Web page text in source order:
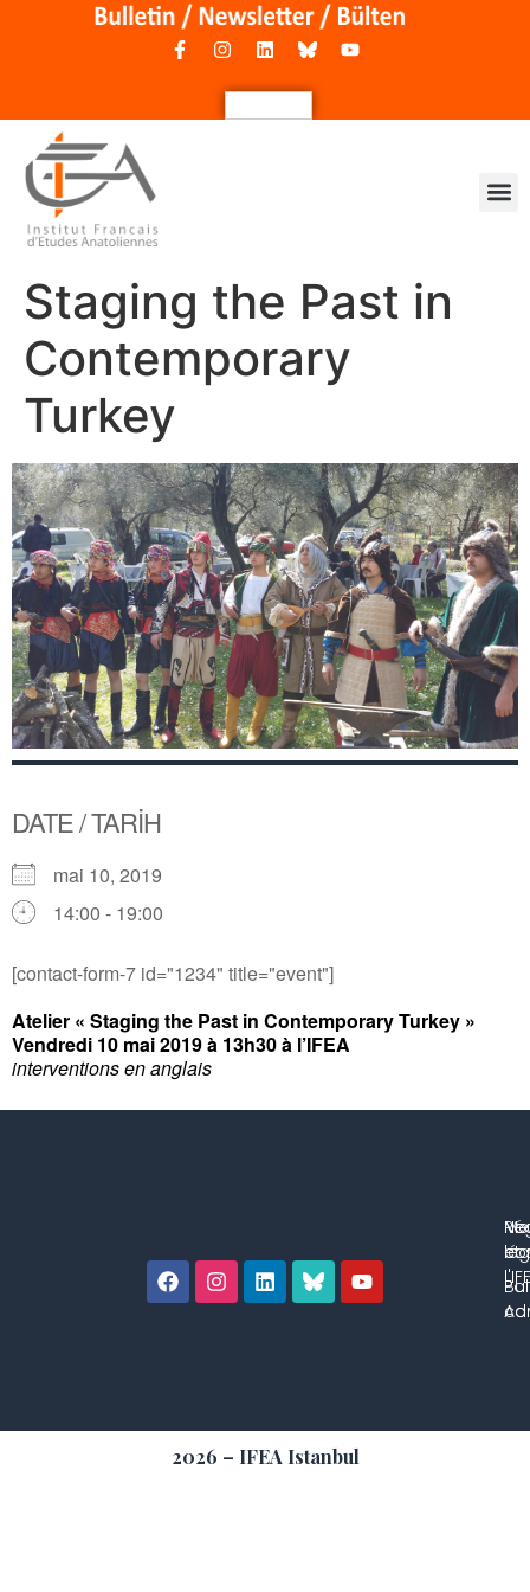
Staging the Past in
Contemporary
Turkey
DATE / TARİH
mai 10, 2019
14:00 - 19:00
[contact-form-7 id="1234" title="event"]
Atelier « Staging the Past in Contemporary Turkey »
Vendredi 10 mai 2019 à 13h30 à l’IFEA
interventions en anglais
et
2026 – IFEA Istanbul